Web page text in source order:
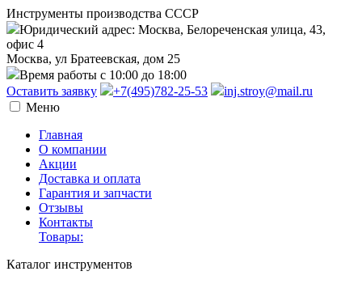
Инструменты производства СССР
Юридический адрес: Москва, Белореченская улица, 43,
офис 4
Москва, ул Братеевская, дом 25
Время работы с 10:00 до 18:00
Оставить заявку
+7(495)782-25-53
inj.stroy@mail.ru
Меню
Главная
О компании
Акции
Доставка и оплата
Гарантия и запчасти
Отзывы
Контакты
Товары:
Каталог инструментов